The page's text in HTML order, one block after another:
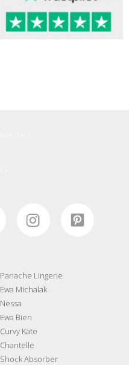
Panache Lingerie
Ewa Michalak
Nessa
Ewa Bien
Curvy Kate
Chantelle
Shock Absorber